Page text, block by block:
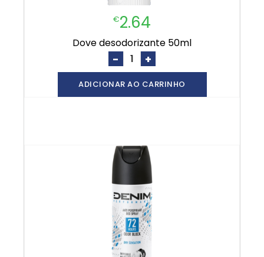
€2.64
dove desodorizante 50ml
- +
ADICIONAR AO CARRINHO